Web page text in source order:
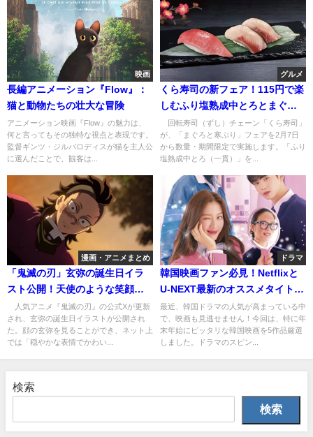
映画
長編アニメーション『Flow』：
猫と動物たちの壮大な冒険
アニメーション映画『Flow』の魅力は、
何と言ってもその独特な視点と表現です。
監督ギンツ・ジルバロディスが猫を主人公
に選んだことで、観客は...
グルメ
くら寿司の新フェア！115円で楽
しむふり塩熟成中とろとまぐろ
と寒ぶりの魅力
回転寿司（ずし）チェーン「くら寿司」
が、「まぐろと寒ぶり」フェアを2月7日
から数量・期間限定で実施します。「ふり
塩熟成中とろ（一貫）」を...
漫画・アニメまとめ
「鬼滅の刃」玄弥の誕生日イラ
スト公開！天使のような笑顔に
ファン歓喜
人気アニメ『鬼滅の刃』の公式Xが更新
され、玄弥の誕生日イラストが公開され
た。顔の玄弥を見ることができ、ネット上
では「穏やかな表情でかわい...
ドラマ
韓国映画ファン必見！Netflixと
U-NEXT最新のオススメタイトル
を紹介
最近、韓国ドラマの人気が高まっている中
で、映画も見逃せません！今回は、特に年
末年始にピッタリな韓国映画を5作品厳選
しました。ドラマのスピン...
検索
検索